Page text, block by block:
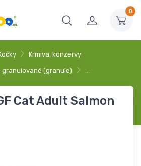
0
Krmiva, konzervy
granulované (granule) …
Cat Adult Salmon